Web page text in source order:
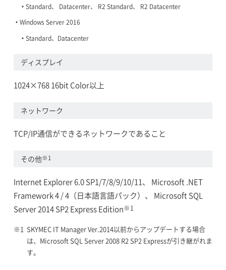
Standard、 Datacenter、 R2 Standard、 R2 Datacenter
Windows Server 2016
Standard、Datacenter
ディスプレイ
1024×768 16bit Color以上
ネットワーク
TCP/IP通信ができるネットワークであること
その他※1
Internet Explorer 6.0 SP1/7/8/9/10/11、 Microsoft .NET
Framework 4 / 4（日本語言語パック）、 Microsoft SQL
Server 2014 SP2 Express Edition※1
SKYMEC IT Manager Ver.2014以前からアップデートする場合
は、Microsoft SQL Server 2008 R2 SP2 Expressが引き継がれま
す。